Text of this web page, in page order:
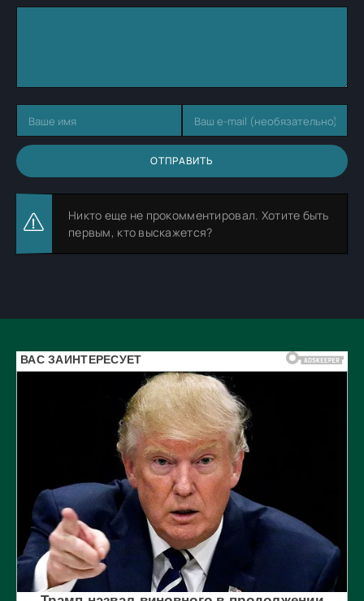
ОТПРАВИТЬ
Никто еще не прокомментировал. Хотите быть
первым, кто выскажется?